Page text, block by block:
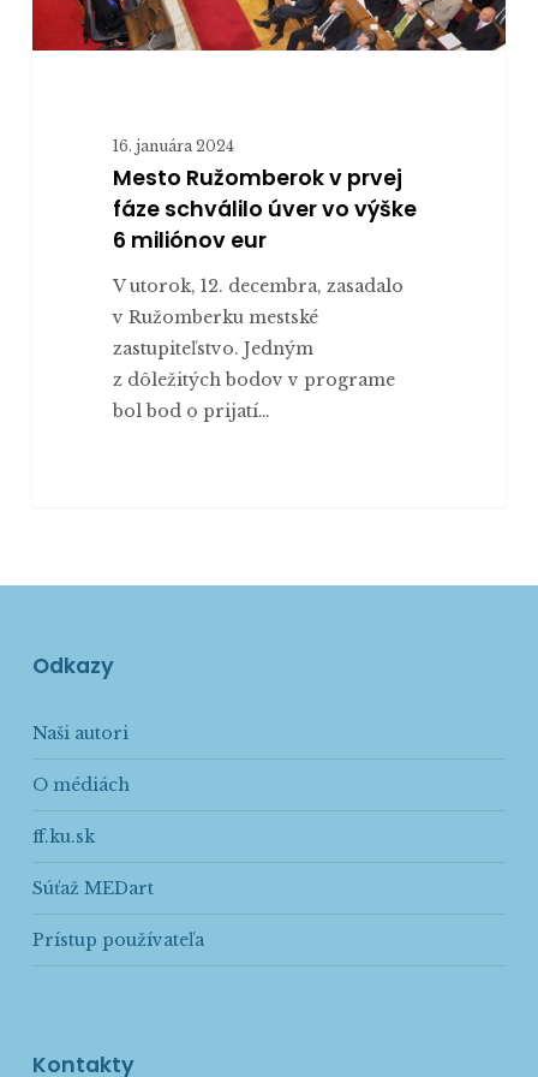
miliónov
16. januára 2024
Mesto Ružomberok v prvej
fáze schválilo úver vo výške
6 miliónov eur
V utorok, 12. decembra, zasadalo
v Ružomberku mestské
zastupiteľstvo. Jedným
z dôležitých bodov v programe
bol bod o prijatí…
Odkazy
Naši autori
O médiách
ff.ku.sk
Súťaž MEDart
Prístup používateľa
Kontakty